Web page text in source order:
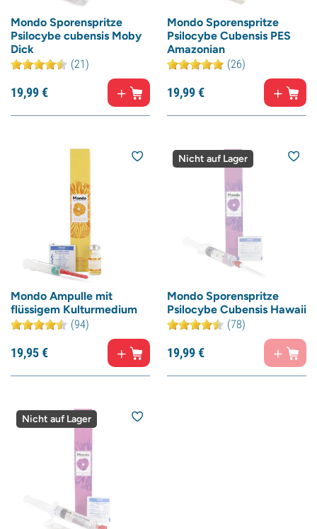
Mondo Sporenspritze
Psilocybe cubensis Moby
Dick
(21)
19,99€
Mondo Sporenspritze
Psilocybe Cubensis PES
Amazonian
(26)
19,99€
Mondo Ampulle mit
flüssigem Kulturmedium
(94)
19,95€
Nicht auf Lager
Mondo Sporenspritze
Psilocybe Cubensis Hawaii
(78)
19,99€
Nicht auf Lager